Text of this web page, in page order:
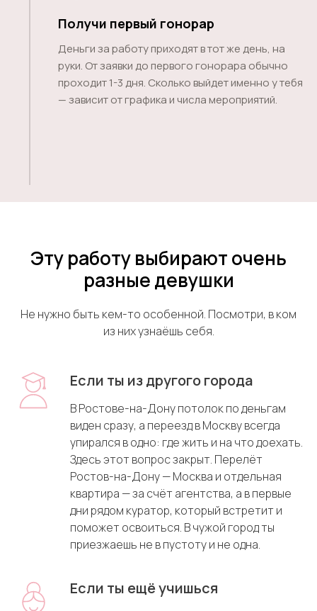
Получи первый гонорар
Деньги за работу приходят в тот же день, на
руки. От заявки до первого гонорара обычно
проходит 1-3 дня. Сколько выйдет именно у тебя
— зависит от графика и числа мероприятий.
Эту работу выбираюточень
разные девушки
Не нужно быть кем-то особенной. Посмотри, в ком
из них узнаёшь себя.
Если ты из другого города
В Ростове-на-Дону потолок по деньгам
виден сразу, а переезд в Москву всегда
упирался в одно: где жить и на что доехать.
Здесь этот вопрос закрыт. Перелёт
Ростов-на-Дону — Москва и отдельная
квартира — за счёт агентства, а в первые
дни рядом куратор, который встретит и
поможет освоиться. В чужой город ты
приезжаешь не в пустоту и не одна.
Если ты ещё учишься